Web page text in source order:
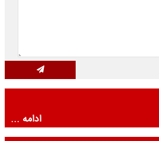
ادامه ...